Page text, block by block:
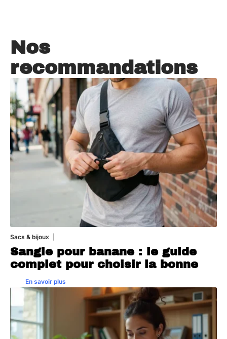
Nos
recommandations
Sacs & bijoux
Sangle pour banane : le guide
complet pour choisir la bonne
En savoir plus